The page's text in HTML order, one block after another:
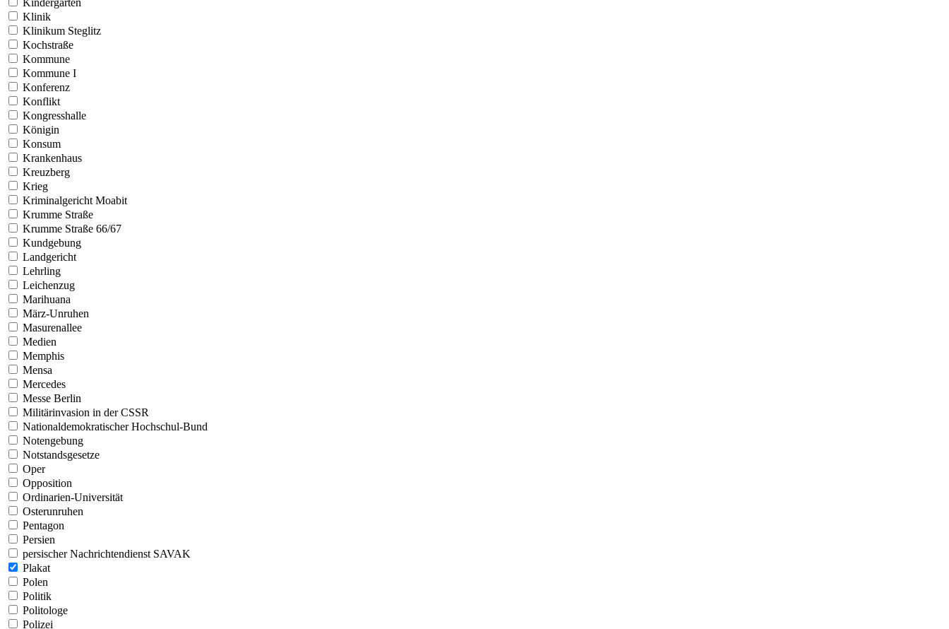
Kindergarten
Klinik
Klinikum Steglitz
Kochstraße
Kommune
Kommune I
Konferenz
Konflikt
Kongresshalle
Königin
Konsum
Krankenhaus
Kreuzberg
Krieg
Kriminalgericht Moabit
Krumme Straße
Krumme Straße 66/67
Kundgebung
Landgericht
Lehrling
Leichenzug
Marihuana
März-Unruhen
Masurenallee
Medien
Memphis
Mensa
Mercedes
Messe Berlin
Militärinvasion in der CSSR
Nationaldemokratischer Hochschul-Bund
Notengebung
Notstandsgesetze
Oper
Opposition
Ordinarien-Universität
Osterunruhen
Pentagon
Persien
persischer Nachrichtendienst SAVAK
Plakat
Polen
Politik
Politologe
Polizei